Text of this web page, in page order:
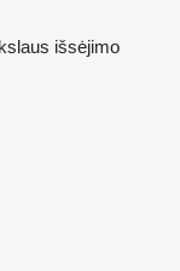
išsėjimo